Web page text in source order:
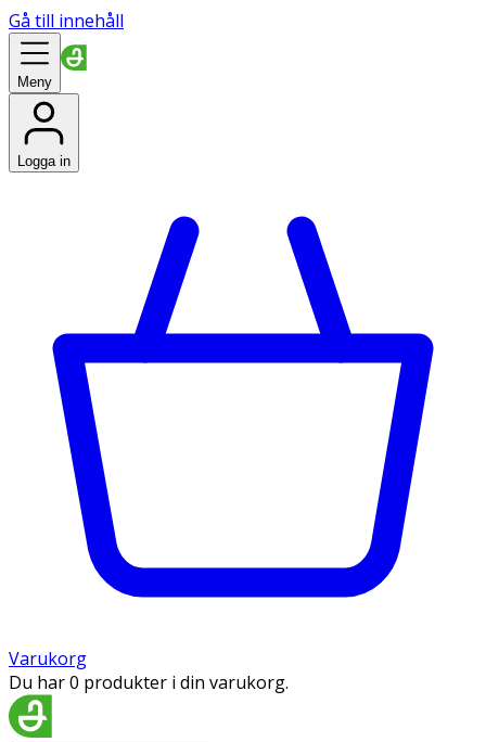
Gå till innehåll
Meny
Logga in
Varukorg
Du har 0 produkter i din varukorg.